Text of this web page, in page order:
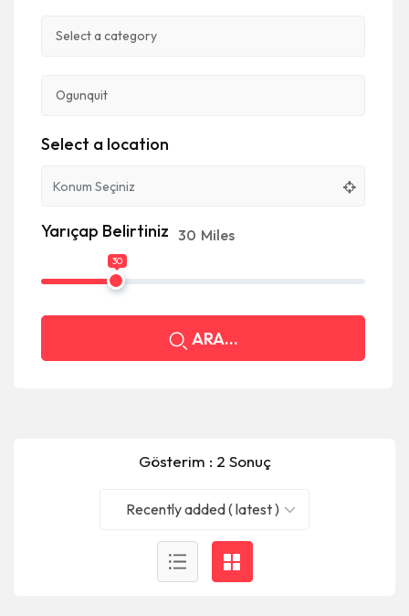
Gösterim : 2 Sonuç
Recently added ( latest )
Select a location
Yarıçap Belirtiniz 30 Miles
30
ARA...